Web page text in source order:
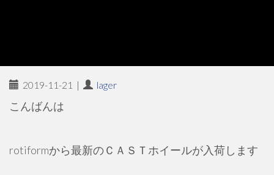
2019-11-21 | lager
こんばんは
rotiformから最新のＣＡＳＴホイールが入荷します